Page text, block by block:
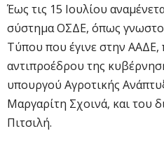
Έως τις 15 Ιουλίου
σύστημα ΟΣΔΕ, όπως
Τύπου που έγινε στην ΑΑΔΕ,
αντιπροέδρου της
υπουργού Αγροτικής
Μαργαρίτη Σχοινά, και του
Πιτσιλή.